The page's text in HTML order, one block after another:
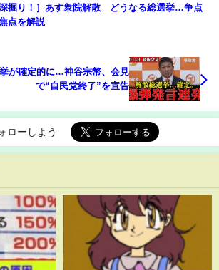
深掘り！］あす衆院解散 どうなる総選挙…争点
点を解説
挙が確定的に…神谷宗幣、会見
で“自民党終了”を宣告
ローしよう